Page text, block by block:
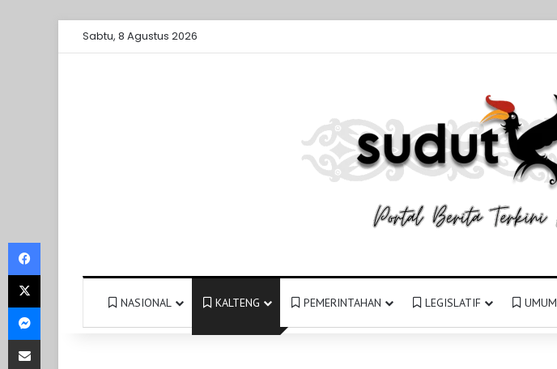
Sabtu, 8 Agustus 2026
NASIONAL KALTENG PEMERINTAHAN LEGISLATIF UMUM
Facebook
X
Messenger
Share via Email